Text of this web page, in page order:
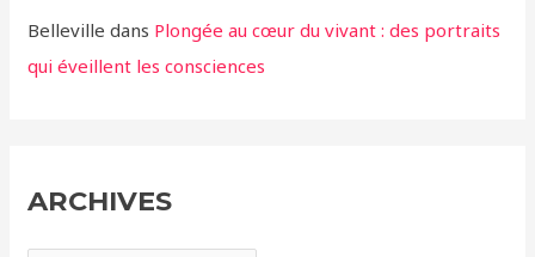
Belleville dans Plongée au cœur du vivant : des portraits
qui éveillent les consciences
ARCHIVES